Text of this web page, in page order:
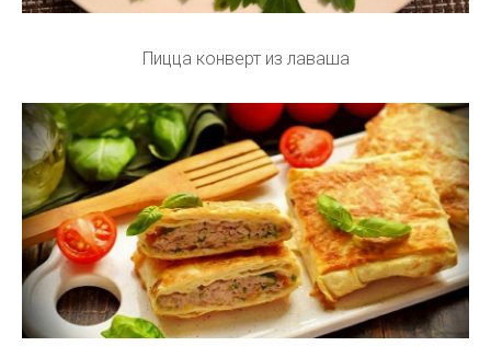
Пицца конверт из лаваша